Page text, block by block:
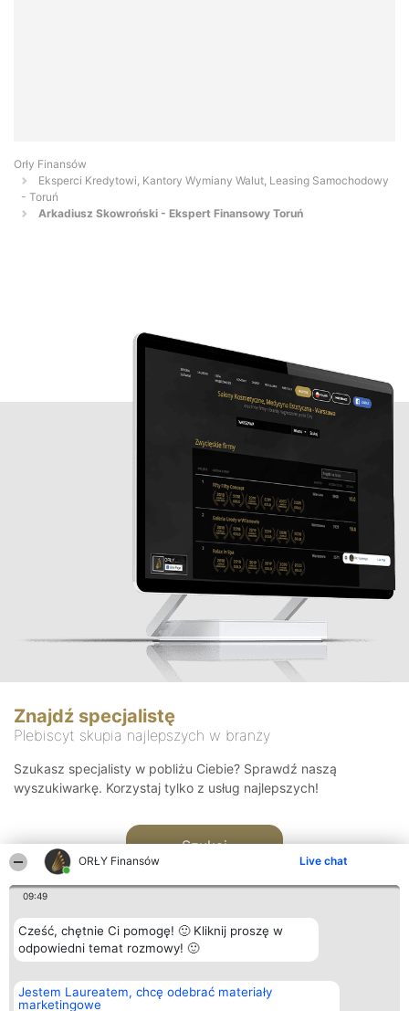
ORŁY Finansów Live chat
09:49
Cześć, chętnie Ci pomogę! 🙂 Kliknij proszę w
odpowiedni temat rozmowy! 🙂
Jestem Laureatem, chcę odebrać materiały
marketingowe
Orły Finansów
Eksperci Kredytowi, Kantory Wymiany Walut, Leasing Samochodowy
- Toruń
Arkadiusz Skowroński - Ekspert Finansowy Toruń
Znajdź specjalistę
Plebiscyt skupia najlepszych w branży
Szukasz specjalisty w pobliżu Ciebie? Sprawdź naszą
wyszukiwarkę. Korzystaj tylko z usług najlepszych!
Szukaj
Organizator plebiscytu
Bright Side Solutions sp. z o.
o. sp. k.
Plebiscyt
Laureaci
Kontakt
Kontakt